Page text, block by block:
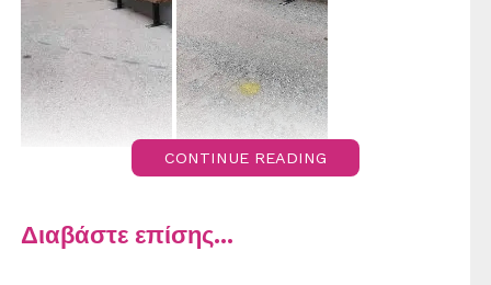
CONTINUE READING
Διαβάστε επίσης...